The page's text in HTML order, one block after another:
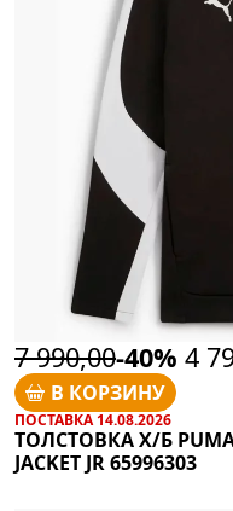
7 990,00-40% 4
В КОРЗИНУ
ПОСТАВКА 14.08.2026
ТОЛСТОВКА Х/Б PUMA
JACKET JR 65996303